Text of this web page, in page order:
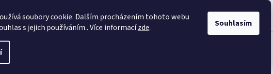
soubory cookie. Dalším procházením tohoto webu
s jejich používáním.. Více informacízde. Souhlasím
Časté dotazy